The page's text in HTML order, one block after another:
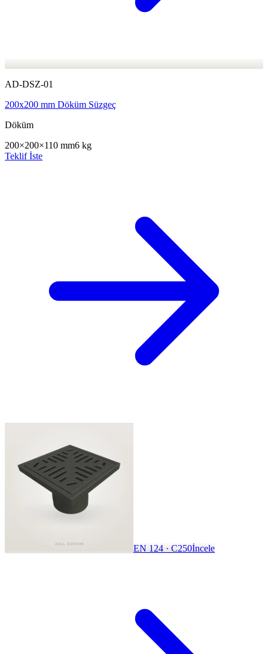
AD-DSZ-01
200x200 mm Döküm Süzgeç
Döküm
200×200×110 mm6 kg
Teklif İste
EN 124 · C250İncele